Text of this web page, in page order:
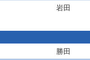
岩田
勝田